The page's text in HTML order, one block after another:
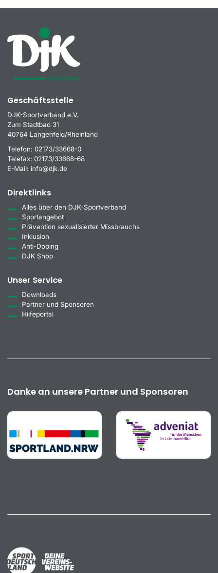
Geschäftsstelle
DJK-Sportverband e.V.
Zum Stadtbad 31
40764 Langenfeld/Rheinland
Telefon: 02173/33668-0
Telefax: 02173/33668-68
E-Mail: info@djk.de
Direktlinks
Alles über den DJK-Sportverband
Sportangebot
Prävention sexualisierter Missbrauchs
Inklusion
Anti-Doping
DJK Shop
Unser Service
Downloads
Partner und Sponsoren
Hilfeportal
Danke an unsere Partner und Sponsoren